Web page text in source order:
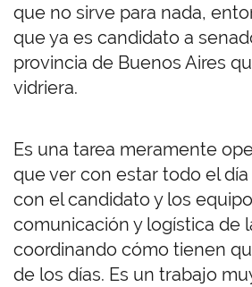
que no sirve para nada,
que ya es candidato a
provincia de Buenos Aires
vidriera.
Es una tarea meramente
que ver con estar todo el
con el candidato y los
comunicación y logística de
coordinando cómo tienen
de los días. Es un trabajo